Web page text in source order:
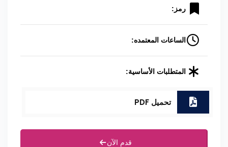
رمز:
الساعات المعتمده:
المتطلبات الأساسية:
تحميل PDF
قدم الآن